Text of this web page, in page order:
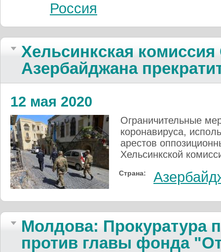
Россия
Хельсинкская
Азербайджана
12 мая 2020
Ограничительные
коронавируса,
арестов
Хельсинкской
Страна:
Молдова: Прокуратура
против главы фонда